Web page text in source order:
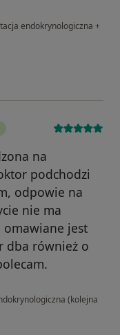
endokrynologiczna +
na
podchodzi
odpowie na
nie ma
omawiane jest
dba również o
(kolejna